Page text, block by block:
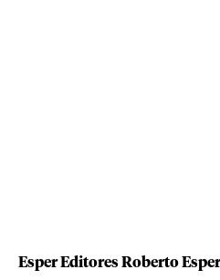
Esper Editores Roberto